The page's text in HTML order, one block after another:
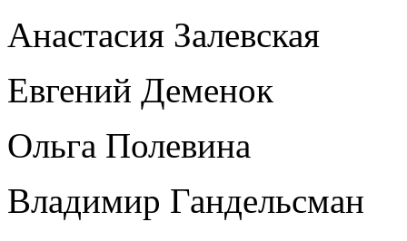
Анастасия Залевская
Евгений Деменок
Ольга Полевина
Владимир Гандельсман